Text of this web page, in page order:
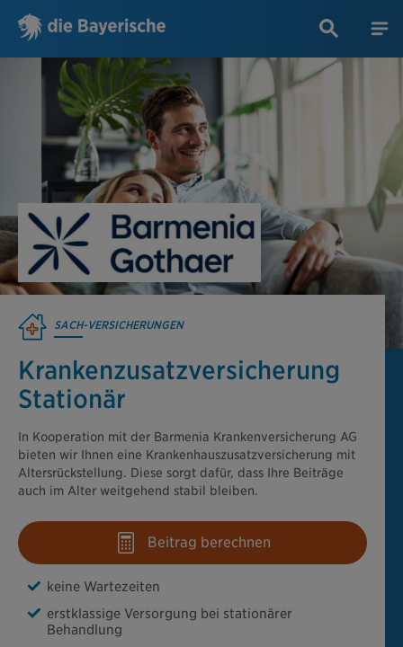
SACH-VERSICHERUNGEN
Krankenzusatz­versicherung
Stationär
In Kooperation mit der Barmenia Krankenversicherung AG
bieten wir Ihnen eine Krankenhauszusatzversicherung mit
Altersrückstellung. Diese sorgt dafür, dass Ihre Beiträge
auch im Alter weitgehend stabil bleiben.
Beitrag berechnen
keine Wartezeiten
erstklassige Versorgung bei stationärer
Behandlung